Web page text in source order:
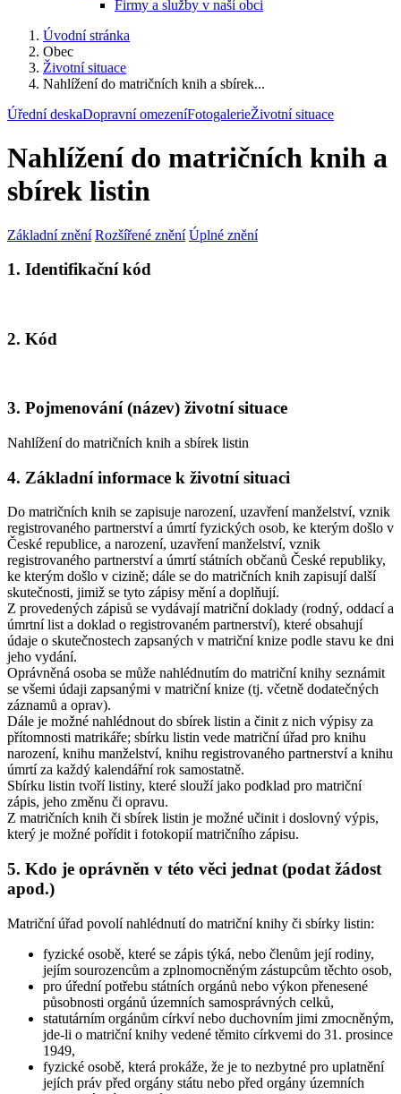
Firmy a služby v naší obci
Úvodní stránka
Obec
Životní situace
Nahlížení do matričních knih a sbírek...
Úřední deskaDopravní omezeníFotogalerieŽivotní situace
Nahlížení do matričních knih a
sbírek listin
Základní znění Rozšířené znění Úplné znění
1. Identifikační kód
2. Kód
3. Pojmenování (název) životní situace
Nahlížení do matričních knih a sbírek listin
4. Základní informace k životní situaci
Do matričních knih se zapisuje narození, uzavření manželství, vznik
registrovaného partnerství a úmrtí fyzických osob, ke kterým došlo v
České republice, a narození, uzavření manželství, vznik
registrovaného partnerství a úmrtí státních občanů České republiky,
ke kterým došlo v cizině; dále se do matričních knih zapisují další
skutečnosti, jimiž se tyto zápisy mění a doplňují.
Z provedených zápisů se vydávají matriční doklady (rodný, oddací a
úmrtní list a doklad o registrovaném partnerství), které obsahují
údaje o skutečnostech zapsaných v matriční knize podle stavu ke dni
jeho vydání.
Oprávněná osoba se může nahlédnutím do matriční knihy seznámit
se všemi údaji zapsanými v matriční knize (tj. včetně dodatečných
záznamů a oprav).
Dále je možné nahlédnout do sbírek listin a činit z nich výpisy za
přítomnosti matrikáře; sbírku listin vede matriční úřad pro knihu
narození, knihu manželství, knihu registrovaného partnerství a knihu
úmrtí za každý kalendářní rok samostatně.
Sbírku listin tvoří listiny, které slouží jako podklad pro matriční
zápis, jeho změnu či opravu.
Z matričních knih či sbírek listin je možné učinit i doslovný výpis,
který je možné pořídit i fotokopií matričního zápisu.
5. Kdo je oprávněn v této věci jednat (podat žádost
apod.)
Matriční úřad povolí nahlédnutí do matriční knihy či sbírky listin:
fyzické osobě, které se zápis týká, nebo členům její rodiny,
jejím sourozencům a zplnomocněným zástupcům těchto osob,
pro úřední potřebu státních orgánů nebo výkon přenesené
působnosti orgánů územních samosprávných celků,
statutárním orgánům církví nebo duchovním jimi zmocněným,
jde-li o matriční knihy vedené těmito církvemi do 31. prosince
1949,
fyzické osobě, která prokáže, že je to nezbytné pro uplatnění
jejích práv před orgány státu nebo před orgány územních